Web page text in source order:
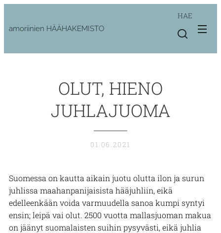
amoriinien HÄÄHAKEMISTO
HAE
OLUT, HIENO
JUHLAJUOMA
01.06.2021
Suomessa on kautta aikain juotu olutta ilon ja surun
juhlissa maahanpanijaisista hääjuhliin, eikä
edelleenkään voida varmuudella sanoa kumpi syntyi
ensin; leipä vai olut. 2500 vuotta mallasjuoman makua
on jäänyt suomalaisten suihin pysyvästi, eikä juhlia